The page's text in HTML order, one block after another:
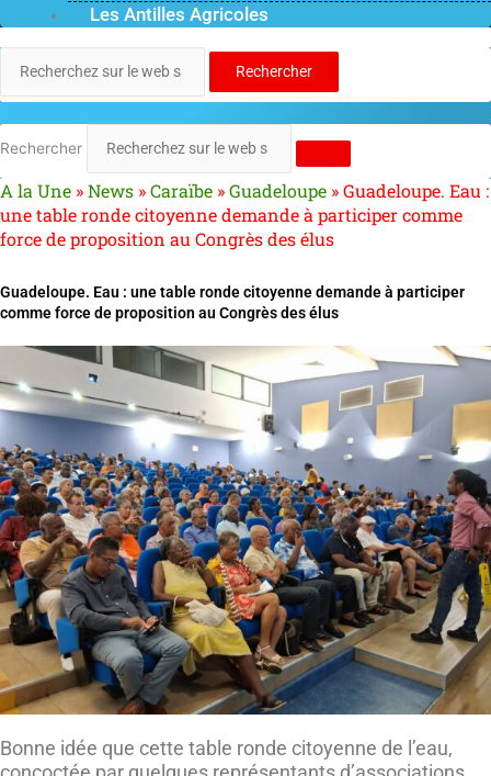
Les Antilles Agricoles
Rechercher
Rechercher
A la Une »News »Caraïbe »Guadeloupe »Guadeloupe. Eau :
une table ronde citoyenne demande à participer comme
force de proposition au Congrès des élus
Guadeloupe. Eau : une table ronde citoyenne demande à participer
comme force de proposition au Congrès des élus
Bonne idée que cette table ronde citoyenne de l’eau,